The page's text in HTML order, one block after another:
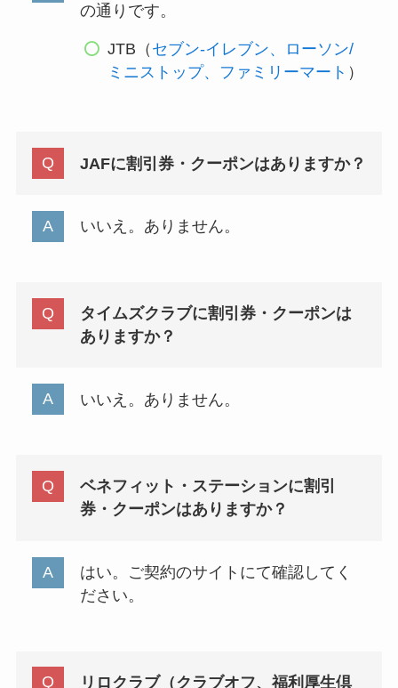
の通りです。
JTB（ セブン-イレブン、ローソン/
ミニストップ、ファミリーマート ）
JAFに割引券・クーポンはありますか？
いいえ。ありません。
タイムズクラブに割引券・クーポンは
ありますか？
いいえ。ありません。
ベネフィット・ステーションに割引
券・クーポンはありますか？
はい。ご契約のサイトにて確認してく
ださい。
リロクラブ（クラブオフ、福利厚生倶